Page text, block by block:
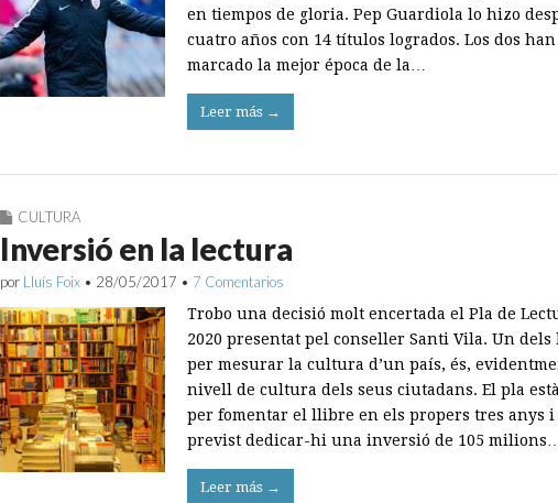
en tiempos de gloria. Pep Guardiola lo hizo
cuatro años con 14 títulos logrados. Los dos han
marcado la mejor época de la…
Leer más →
CULTURA
Inversió en la lectura
por Lluís Foix • 28/05/2017 • 7 Comentarios
Trobo una decisió molt encertada el Pla de
2020 presentat pel conseller Santi Vila. Un dels
per mesurar la cultura d’un país, és,
nivell de cultura dels seus ciutadans. El pla
per fomentar el llibre en els propers tres anys i
previst dedicar-hi una inversió de 105
Leer más →